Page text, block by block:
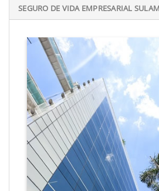
SEGURO DE VIDA EMPRESARIAL